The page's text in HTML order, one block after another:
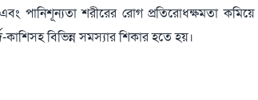
পানিশূন্যতা শরীরের রোগ প্রতিরোধক্ষমতা
বিভিন্ন সমস্যার শিকার হতে হয়।